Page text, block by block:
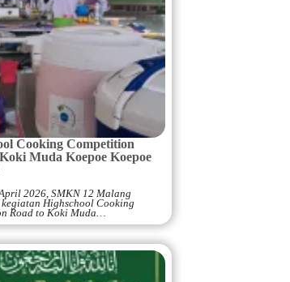
Cooking Competition
Muda Koepoe Koepoe
2026, SMKN 12 Malang
kegiatan Highschool Cooking
Road to Koki Muda…